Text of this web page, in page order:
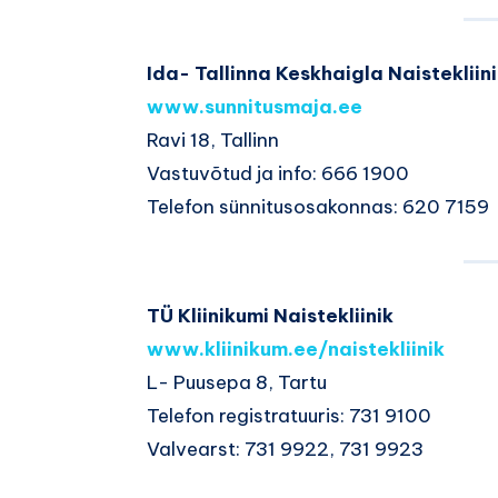
Ida- Tallinna Keskhaigla
www.sunnitusmaja.ee
Ravi 18, Tallinn
Vastuvõtud ja info: 666 1900
Telefon sünnitusosakonnas: 620 7159
TÜ Kliinikumi Naistekliinik
www.kliinikum.ee/naistekliinik
L- Puusepa 8, Tartu
Telefon registratuuris: 731 9100
Valvearst: 731 9922, 731 9923